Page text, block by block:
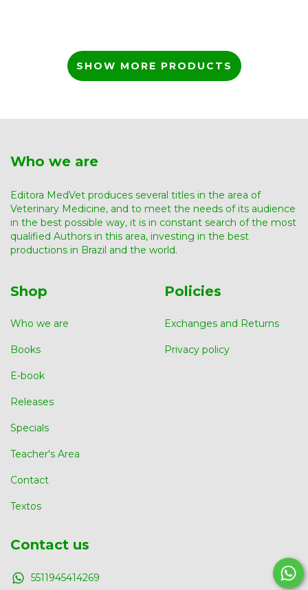
SHOW MORE PRODUCTS
Who we are
Editora MedVet produces several titles in the area of ​​
Veterinary Medicine, and to meet the needs of its audience
in the best possible way, it is in constant search of the most
qualified Authors in this area, investing in the best
productions in Brazil and the world.
Shop
Who we are
Books
E-book
Releases
Specials
Teacher's Area
Contact
Textos
Policies
Exchanges and Returns
Privacy policy
Contact us
5511945414269